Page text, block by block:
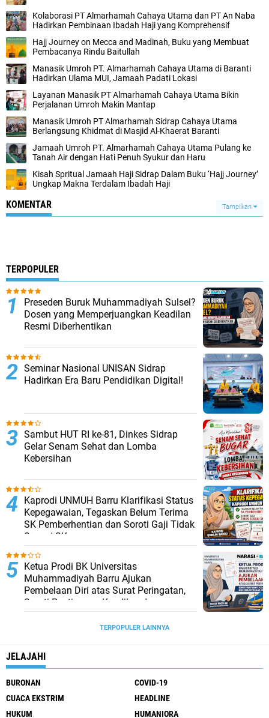
atribut resmi travel.
Program berlangsung lancar dan penuh apresiasi,
jamaah menyampaikan rasa syukur atas
pengalaman spiritual yang mendalam.
Perjalanan ziarah di Kota Makkah ini menjadi refleksi bagi
setiap jamaah bahwa ibadah umrah tidak hanya dilakukan
di Masjidil Haram, tetapi juga melalui
penghayatan terhadap sejarah perjuangan Nabi SAW.
Dari Jabal Tsur hingga Jannatul Ma’la, setiap langkah
menjadi saksi cinta dan iman yang tumbuh di hati jamaah.
Semoga perjalanan ini menjadi bekal iman yang abadi,
memperkuat hubungan dengan Allah SWT, dan
menumbuhkan rasa cinta yang lebih dalam kepada
PT. Al-Marhamah Cahaya Utama
masukkan script iklan disini
DIREKOMENDASIKAN
Kalimat Inspiratif Hari Ini
Kolaborasi PT Almarhamah Cahaya Utama dan PT An Naba
Hadirkan Pembinaan Ibadah Haji yang Komprehensif
Hajj Journey on Mecca and Madinah, Buku yang Membuat
Pembacanya Rindu Baitullah
Manasik Umroh PT. Almarhamah Cahaya Utama di Baranti
Layanan Manasik PT Almarhamah Cahaya Utama Bikin
Perjalanan Umroh Makin Mantap
Manasik Umroh PT Almarhamah Sidrap Cahaya Utama
Berlangsung Khidmat di Masjid Al-Khaerat Baranti
Jamaah Umroh PT. Almarhamah Cahaya Utama Pulang ke
Tanah Air dengan Hati Penuh Syukur dan Haru
Kisah Spritual Jamaah Haji Sidrap Dalam Buku ‘Hajj Journey’
Ungkap Makna Terdalam Ibadah Haji
KOMENTAR Tampilkan
TERPOPULER
Preseden Buruk Muhammadiyah Sulsel?